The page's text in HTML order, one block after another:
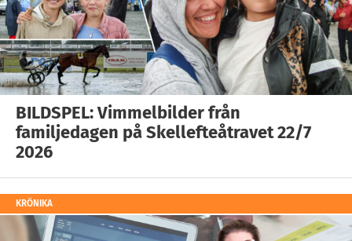
BILDSPEL: Vimmelbilder från
familjedagen på Skellefteåtravet 22/7
2026
KRÖNIKA